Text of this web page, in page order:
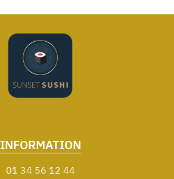
INFORMATION
01 34 56 12 44